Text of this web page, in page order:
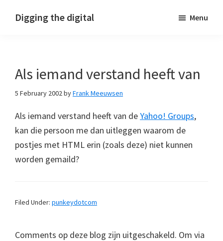
Digging the digital Menu
Als iemand verstand heeft van
5 February 2002byFrank Meeuwsen
Als iemand verstand heeft van deYahoo! Groups,
kan die persoon me dan uitleggen waarom de
postjes met HTML erin (zoals deze) niet kunnen
worden gemaild?
Filed Under: punkeydotcom
Comments op deze blog zijn uitgeschakeld. Om via